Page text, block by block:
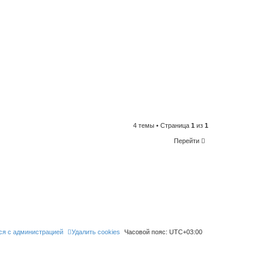
4 темы • Страница 1 из 1
Перейти
Часовой пояс: UTC+03:00
Удалить cookies
с администрацией